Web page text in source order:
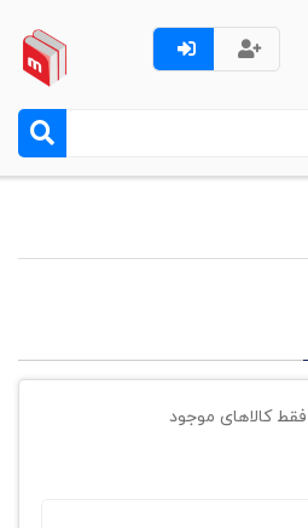
فقط کالاهای موجود